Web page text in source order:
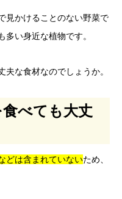
見かけることのない野菜で
い身近な植物です。
な食材なのでしょうか。
べても大丈
どは含まれていないため、